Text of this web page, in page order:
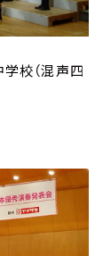
校（混声四